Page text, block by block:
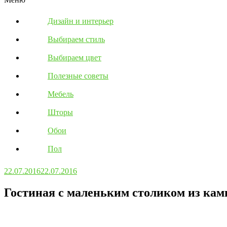
Дизайн и интерьер
Выбираем стиль
Выбираем цвет
Полезные советы
Мебель
Шторы
Обои
Пол
22.07.201622.07.2016
Гостиная с маленьким столиком из